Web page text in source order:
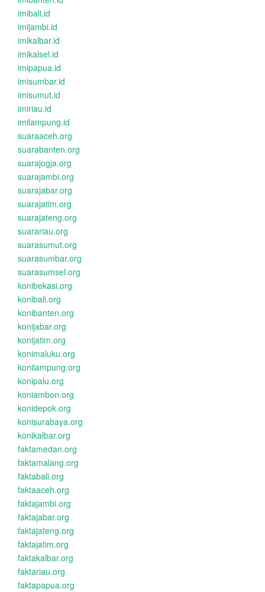
imibali.id
imijambi.id
imikalbar.id
imikalsel.id
imipapua.id
imisumbar.id
imisumut.id
imiriau.id
imilampung.id
suaraaceh.org
suarabanten.org
suarajogja.org
suarajambi.org
suarajabar.org
suarajatim.org
suarajateng.org
suarariau.org
suarasumut.org
suarasumbar.org
suarasumsel.org
konibekasi.org
konibali.org
konibanten.org
konijabar.org
konijatim.org
konimaluku.org
konilampung.org
konipalu.org
koniambon.org
konidepok.org
konisurabaya.org
konikalbar.org
faktamedan.org
faktamalang.org
faktabali.org
faktaaceh.org
faktajambi.org
faktajabar.org
faktajateng.org
faktajatim.org
faktakalbar.org
faktariau.org
faktapapua.org